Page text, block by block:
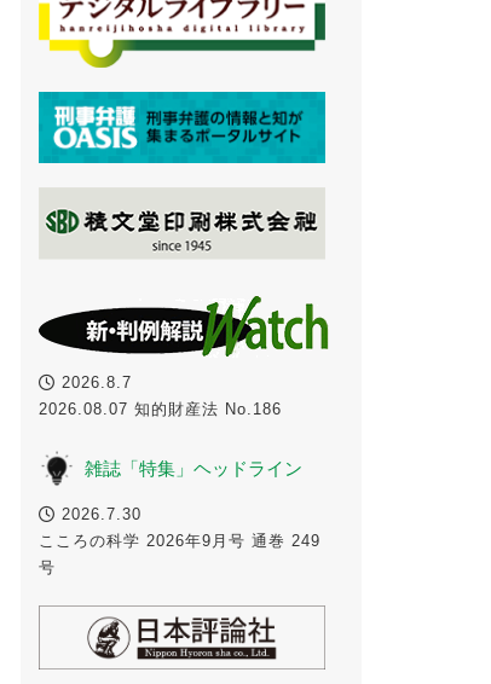
2026.8.7
2026.08.07 知的財産法 No.186
雑誌「特集」ヘッドライン
2026.7.30
こころの科学 2026年9月号 通巻 249
号